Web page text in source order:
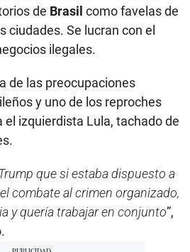
de Brasil como favelas de
ciudades. Se lucran con el
ilegales.
de las preocupaciones
y uno de los reproches
el izquierdista Lula, tachado de
que si estaba dispuesto a
combate al crimen organizado,
y quería trabajar en conjunto”,